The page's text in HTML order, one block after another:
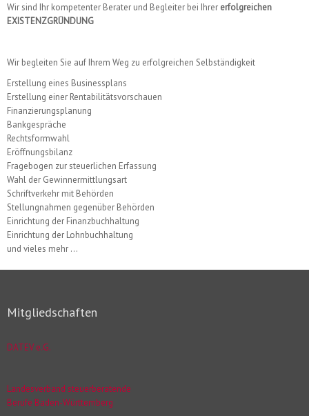
Wir sind Ihr kompetenter Berater und Begleiter bei Ihrer erfolgreichen
EXISTENZGRÜNDUNG
Wir begleiten Sie auf Ihrem Weg zu erfolgreichen Selbständigkeit
Erstellung eines Businessplans
Erstellung einer Rentabilitätsvorschauen
Finanzierungsplanung
Bankgespräche
Rechtsformwahl
Eröffnungsbilanz
Fragebogen zur steuerlichen Erfassung
Wahl der Gewinnermittlungsart
Schriftverkehr mit Behörden
Stellungnahmen gegenüber Behörden
Einrichtung der Finanzbuchhaltung
Einrichtung der Lohnbuchhaltung
und vieles mehr ...
Mitgliedschaften
DATEV e.G.
Landesverband steuerberatende
Berufe Baden-Württemberg